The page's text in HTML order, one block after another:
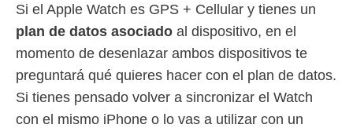
Si el Apple Watch es GPS + Cellular y tienes un
plan de datos asociado al dispositivo, en el
momento de desenlazar ambos dispositivos te
preguntará qué quieres hacer con el plan de datos.
Si tienes pensado volver a sincronizar el Watch
con el mismo iPhone o lo vas a utilizar con un